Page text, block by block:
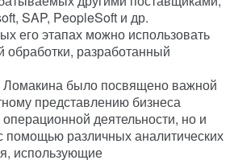
SAP, PeopleSoft и др.
его этапах можно использовать
обработки, разработанный
было посвящено важной
представлению бизнеса
деятельности, но и
различных аналитических
использующие